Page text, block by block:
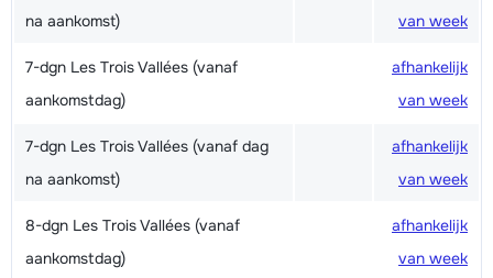
na aankomst)
van week
7-dgn Les Trois Vallées (vanaf
aankomstdag)
afhankelijk
van week
7-dgn Les Trois Vallées (vanaf dag
na aankomst)
afhankelijk
van week
8-dgn Les Trois Vallées (vanaf
aankomstdag)
afhankelijk
van week